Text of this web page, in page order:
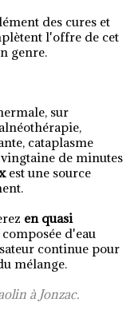
des cures et
l'offre de cet
genre.
cataplasme
de minutes
est une source
en quasi
d'eau
continue pour
mélange.
à Jonzac.